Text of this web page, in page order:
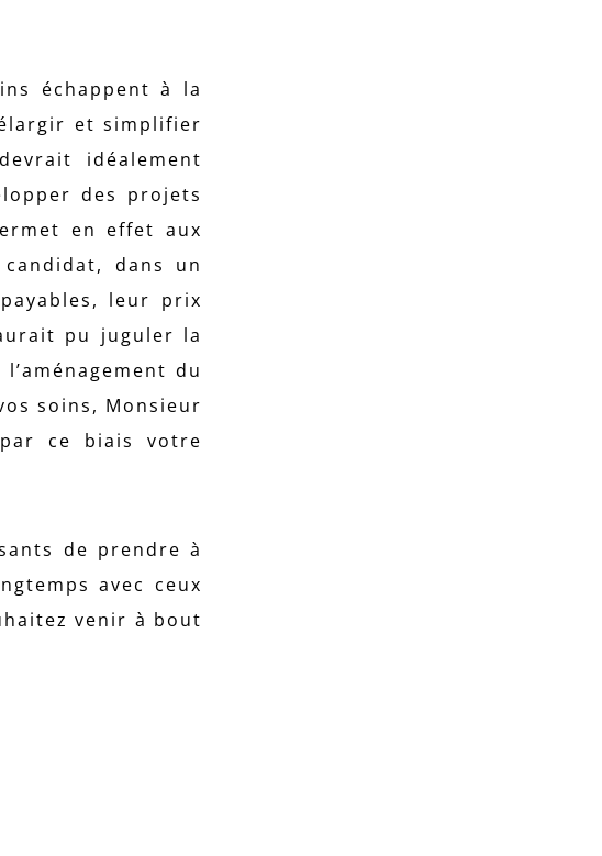
échappent à la
et simplifier
idéalement
des projets
en effet aux
dans un
leur prix
pu juguler la
du
soins, Monsieur
ce biais votre
de prendre à
avec ceux
venir à bout